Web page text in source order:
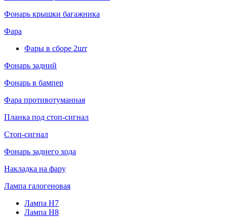
Фонарь крышки багажника
Фара
Фары в сборе 2шт
Фонарь задний
Фонарь в бампер
Фара противотуманная
Планка под стоп-сигнал
Стоп-сигнал
Фонарь заднего хода
Накладка на фару
Лампа галогеновая
Лампа H7
Лампа H8